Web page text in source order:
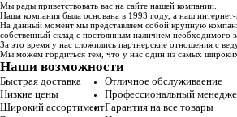
Мы рады приветствовать вас на сайте нашей компании.
Наша компания была основана в 1993 году, а наш
На данный момент мы представляем собой крупную
собственный склад c постоянным наличием необходимого
За это время у нас сложились партнерские отношения с
Мы можем гордиться тем, что у нас один из самых
Наши возможности
Быстрая доставка
Низкие цены
Широкий ассортимент
Отличное обслуживаение
Профессиональный
Гарантия на все товары